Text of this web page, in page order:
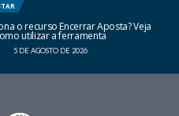
o recurso Encerrar Aposta? Veja
utilizar a ferramenta
5 DE AGOSTO DE 2026